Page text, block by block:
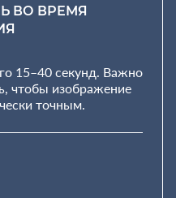
ВО ВРЕМЯ
15–40 секунд. Важно
чтобы изображение
точным.